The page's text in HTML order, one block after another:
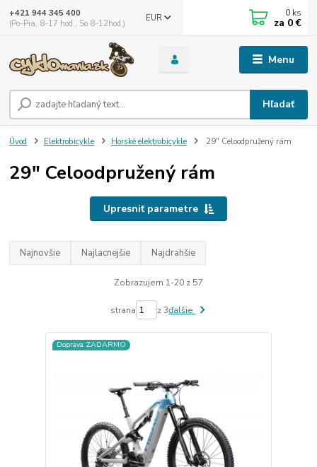
Menu
EUR
Hľadať
+421 944 345 400
(Po-Pia, 8-17 hod., So 8-12hod.)
0 ks
za 0 €
Úvod Elektrobicykle Horské elektrobicykle 29" Celoodpružený rám
29" Celoodpružený rám
Upresniť parametre
Najnovšie Najlacnejšie Najdrahšie
Zobrazujem 1-20 z 57
strana z 3ďalšie
Doprava ZADARMO